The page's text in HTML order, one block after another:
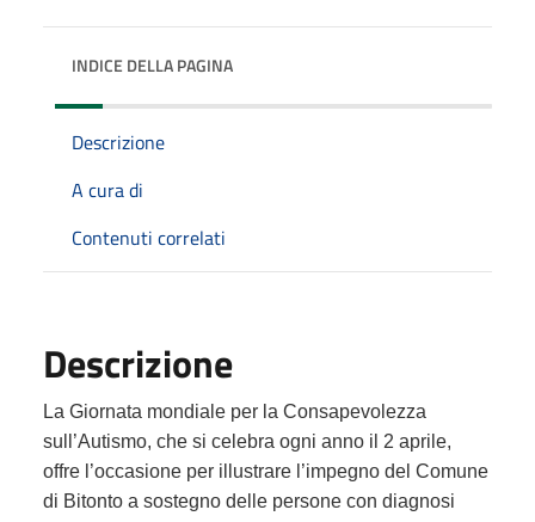
INDICE DELLA PAGINA
Descrizione
A cura di
Contenuti correlati
Descrizione
La Giornata mondiale per la Consapevolezza
sull’Autismo, che si celebra ogni anno il 2 aprile,
offre l’occasione per illustrare l’impegno del Comune
di Bitonto a sostegno delle persone con diagnosi